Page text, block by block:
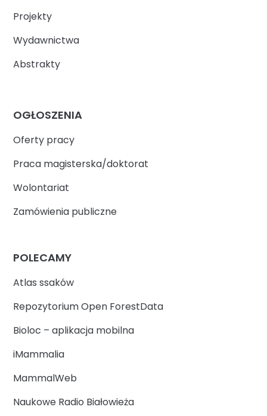
Projekty
Wydawnictwa
Abstrakty
OGŁOSZENIA
Oferty pracy
Praca magisterska/doktorat
Wolontariat
Zamówienia publiczne
POLECAMY
Atlas ssaków
Repozytorium Open ForestData
Bioloc – aplikacja mobilna
iMammalia
MammalWeb
Naukowe Radio Białowieża